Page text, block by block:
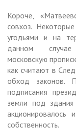
Короче,
совхоз.
угодьями и на
данном случае
московскую
как считают в
обход законов.
подписания
земли под здания
акционировалось
собственность.